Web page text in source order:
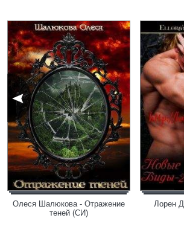
Олеся Шалюкова - Отражение
теней (СИ)
Лорен